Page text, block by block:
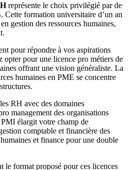
représente le choix privilégié par de
Cette formation universitaire d’un an
gestion des ressources humaines,
pour répondre à vos aspirations
opter pour une licence pro métiers de
offrant une vision généraliste. La
humaines en PME se concentre
RH avec des domaines
management des organisations
élargit votre champ de
comptable et financière des
et finance pour une double
le format proposé pour ces licences